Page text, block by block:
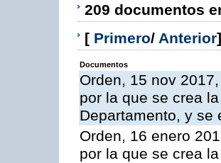
209 documentos
[ Primero/ Anterior]
Documentos
Orden, 15 nov
por la que se crea
Departamento, y se
Orden, 16 enero
por la que se crea